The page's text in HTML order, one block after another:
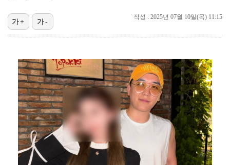
"친한 척 좀 해"…나영석·배정남, 불화설 재차 해명(…
[ST포토] 정지효, 수분 보충은 필수
[ST포토] 전예성, 파세이브로 시작
[ST포토] 유현조, 페어웨이 끝까지 가자
[ST포토] 서교림, 아쉬운 표정
작성 : 2025년 07월 10일(목) 11:15
가+ 가-